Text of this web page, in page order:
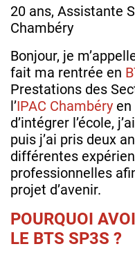
20 ans, Assistante
Chambéry
Bonjour, je
fait ma rentrée en
Prestations des
l’IPAC Chambéry
d’intégrer l’école,
puis j’ai pris deux
différentes
professionnelles
projet d’avenir.
POURQUOI
LE BTS SP3S ?